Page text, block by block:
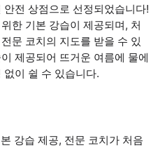
전 상점으로 선정되었습니다!
한 기본 강습이 제공되며, 처
문 코치의 지도를 받을 수 있
제공되어 뜨거운 여름에 물에
이 쉴 수 있습니다.
강습 제공, 전문 코치가 처음